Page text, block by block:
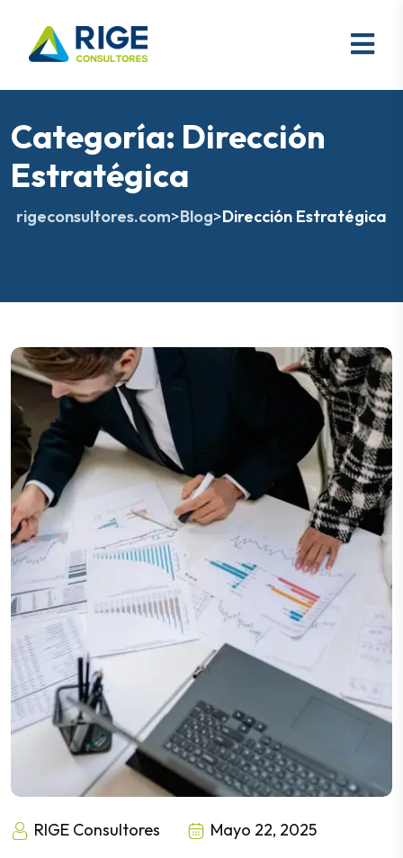
Categoría: Dirección
Estratégica
rigeconsultores.com>Blog>Dirección Estratégica
RIGE Consultores Mayo 22, 2025